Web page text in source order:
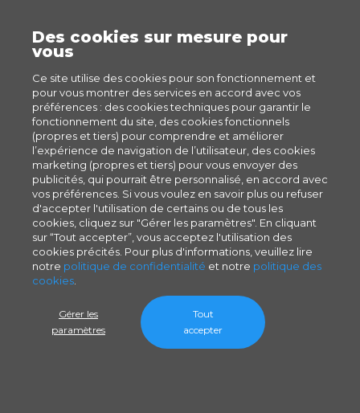
Des cookies sur mesure pour
vous
Ce site utilise des cookies pour son fonctionnement et
pour vous montrer des services en accord avec vos
préférences : des cookies techniques pour garantir le
fonctionnement du site, des cookies fonctionnels
(propres et tiers) pour comprendre et améliorer
l’expérience de navigation de l’utilisateur, des cookies
marketing (propres et tiers) pour vous envoyer des
publicités, qui pourrait être personnalisé, en accord avec
vos préférences. Si vous voulez en savoir plus ou refuser
d'accepter l'utilisation de certains ou de tous les
cookies, cliquez sur "Gérer les paramètres". En cliquant
sur “Tout accepter”, vous acceptez l'utilisation des
cookies précités. Pour plus d'informations, veuillez lire
notre politique de confidentialité et notre politique des
cookies
Gérer les
paramètres
Tout
accepter